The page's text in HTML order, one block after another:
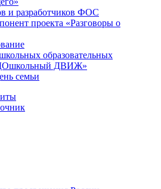
и разработчиков ФОС
проекта «Разговоры о
образовательных
ДВИЖ»
семьи